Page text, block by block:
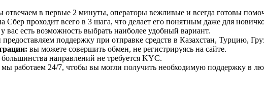
отвечаем в первые 2 минуты, операторы вежливые и всегда готовы
Сбер проходит всего в 3 шага, что делает его понятным даже для
у вас есть возможность выбрать наиболее удобный вариант.
поддержку при отправке средств в Казахстан, Турцию,
вы можете совершить обмен, не регистрируясь на сайте.
большинства направлений не требуется KYC.
мы работаем 24/7, чтобы вы могли получить необходимую поддержку в